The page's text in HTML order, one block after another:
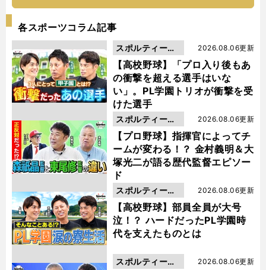
各スポーツコラム記事
【高校野球】「プロ入り後もあ
の衝撃を超える選手はいな
い」。PL学園トリオが衝撃を受
けた選手
2026.08.06更新
スポルティーバ
動画
【プロ野球】指揮官によってチ
ームが変わる！？ 金村義明＆大
塚光二が語る歴代監督エピソー
ド
2026.08.06更新
スポルティーバ
動画
【高校野球】部員全員が大号
泣！？ ハードだったPL学園時
代を支えたものとは
2026.08.06更新
スポルティーバ
動画
2026.08.06更新
スポルティーバ